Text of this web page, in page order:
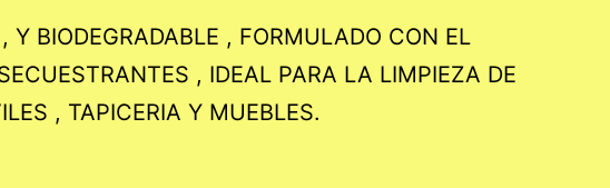
BIODEGRADABLE , FORMULADO CON EL
, IDEAL PARA LA LIMPIEZA DE
, TAPICERIA Y MUEBLES.